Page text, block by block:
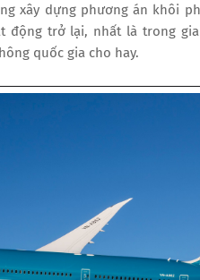
xây dựng phương án khôi
động trở lại, nhất là trong
quốc gia cho hay.